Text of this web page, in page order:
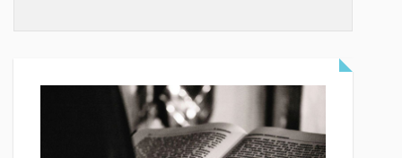
AUTHOR ARCHIVE AUTHOR WEBSITE